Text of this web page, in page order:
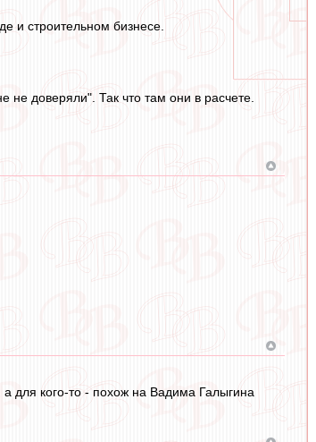
и строительном бизнесе.
не доверяли". Так что там они в расчете.
а для кого-то - похож на Вадима Галыгина